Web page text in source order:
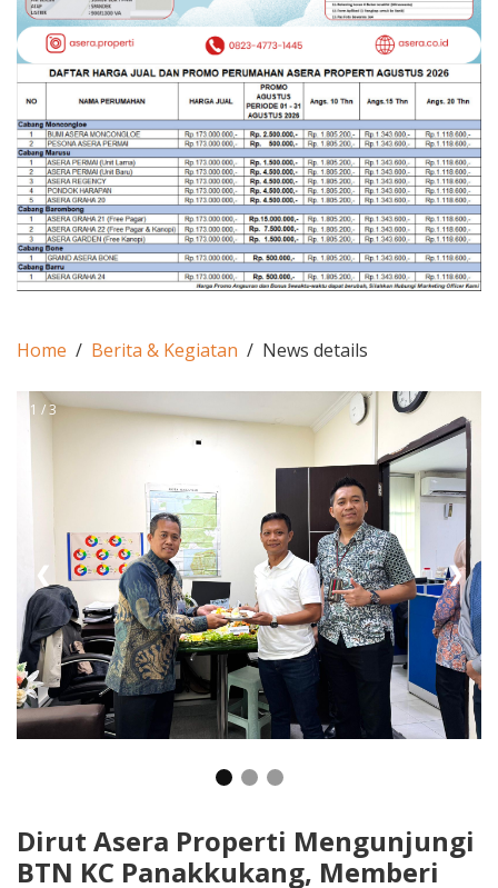
Home Berita & Kegiatan News details
1 / 3
❮ ❯
Dirut Asera Properti Mengunjungi
BTN KC Panakkukang, Memberi